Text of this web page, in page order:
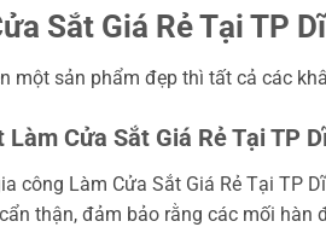
Sắt Giá Rẻ Tại TP
một sản phẩm đẹp thì tất cả các
Làm Cửa Sắt Giá Rẻ Tại TP
công Làm Cửa Sắt Giá Rẻ Tại TP
thận, đảm bảo rằng các mối